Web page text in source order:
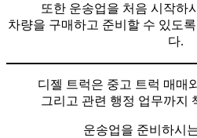
또한 운송업을 처음 시작하
차량을 구매하고 준비할 수 있도
다.
디젤 트럭은 중고 트럭 매매
그리고 관련 행정 업무까지
운송업을 준비하시